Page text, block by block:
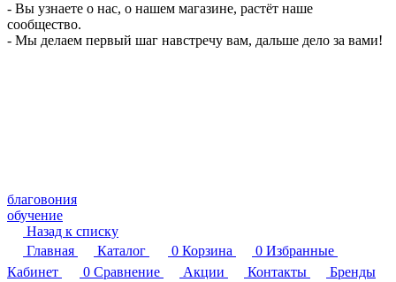
- Вы узнаете о нас, о нашем магазине, растёт наше
сообщество.
- Мы делаем первый шаг навстречу вам, дальше дело за вами!
благовония
обучение
Назад к списку
Главная
Каталог 0 Корзина 0 Избранные
Кабинет
0 Сравнение Акции Контакты
Бренды